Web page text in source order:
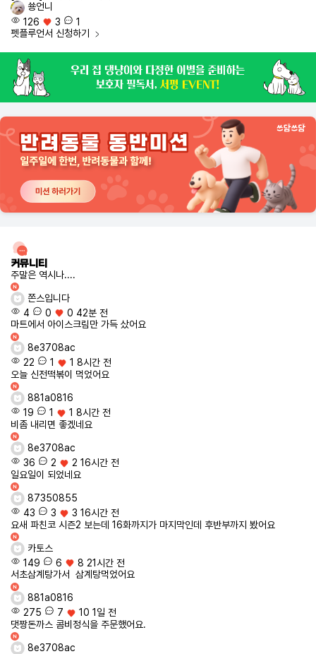
쑝언니
126
3
1
펫플루언서 신청하기
커뮤니티
주말은 역시나....
쫀스입니다
4
0 0 42분 전
마트에서 아이스크림만 가득 샀어요
8e3708ac
22
1 1 8시간 전
오늘 신전떡볶이 먹었어요
881a0816
19
1 1 8시간 전
비좀 내리면 좋겠네요
8e3708ac
36
2 2 16시간 전
일요일이 되었네요
87350855
43
3 3 16시간 전
요새 파친코 시즌2 보는데 16화까지가 마지막인데 후반부까지 봤어요
카토스
149
6 8 21시간 전
서초삼계탕가서 삼계탕먹었어요
881a0816
275
7 10 1일 전
댓짱돈까스 콤비정식을 주문했어요.
8e3708ac